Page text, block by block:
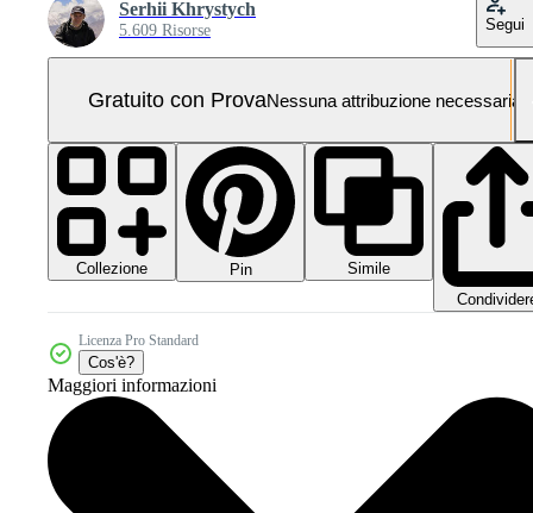
Serhii Khrystych
5.609 Risorse Segui
Gratuito con ProvaNessuna attribuzione necessaria
Collezione Pin
Simile
Licenza Pro Standard
Cos'è?
Maggiori informazioni